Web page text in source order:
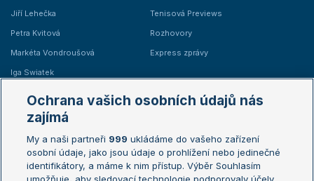
Jiří Lehečka
Petra Kvitová
Markéta Vondroušová
Iga Swiatek
Tenisová Previews
Rozhovory
Express zprávy
Žebříčky
Žebříček ATP (muži)
Žebříček WTA (ženy)
Sázkařský žebříček
Australian Open
French Open
Wimbledon
Ochrana vašich osobních údajů nás
zajímá
My a naši partneři 999 ukládáme do vašeho zařízení
osobní údaje, jako jsou údaje o prohlížení nebo jedinečné
identifikátory, a máme k nim přístup. Výběr Souhlasím